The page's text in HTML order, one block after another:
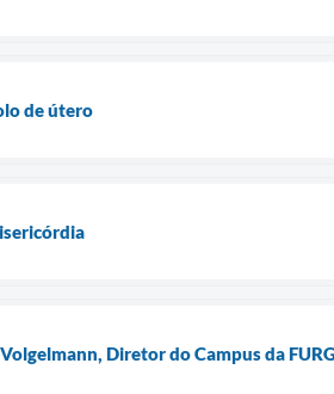
de útero
Diretor do Campus da